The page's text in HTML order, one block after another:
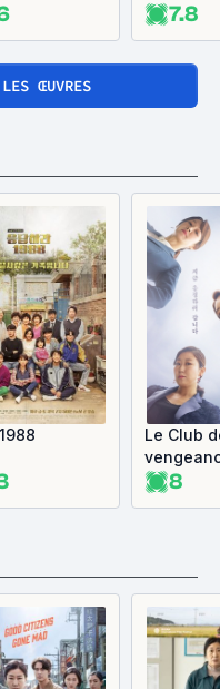
7.8
ŒUVRES
Le Club
8